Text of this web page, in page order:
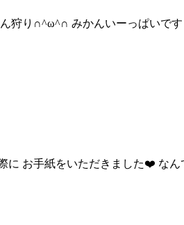
狩り∩^ω^∩ みかんいーっぱいで
に お手紙をいただきました❤️ な